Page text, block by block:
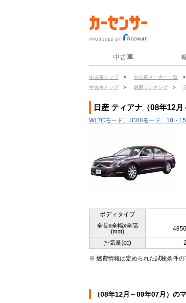
中古車
中古車トップ > 中古車メーカー一覧 >
中古車トップ
> 燃費ランキング >
日産 ティアナ（08年12
WLTCモード、JC08モード、10・
ボディタイプ
全長x全幅x全高
(mm)
排気量(cc)
※ 燃費情報は定められた試験条件の
（08年12月～09年07月）の